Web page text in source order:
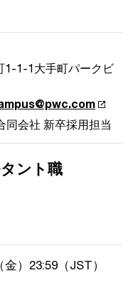
1-1-1大手町パークビ
同会社 新卒採用担当
ント職
）23:59（JST）